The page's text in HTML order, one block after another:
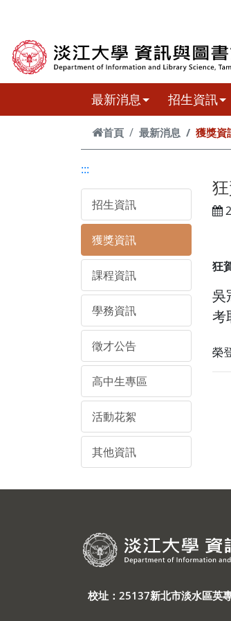
最新消息 招生資訊
首頁 最新消息 獲獎資
:::
招生資訊
獲獎資訊
課程資訊
學務資訊
徵才公告
高中生專區
活動花絮
其他資訊
狂
吳
考
榮
校址：25137新北市淡水區英